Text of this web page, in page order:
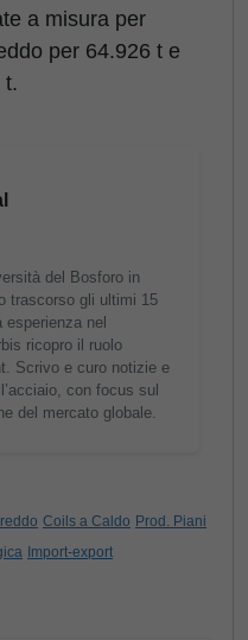
a misura per
per 64.926 t e
t.
del Bosforo in
trascorso gli ultimi 15
esperienza nel
ricopro il ruolo
Scrivo e curo notizie e
con focus sul
del mercato globale.
Coils a Caldo Prod. Piani
Import-export